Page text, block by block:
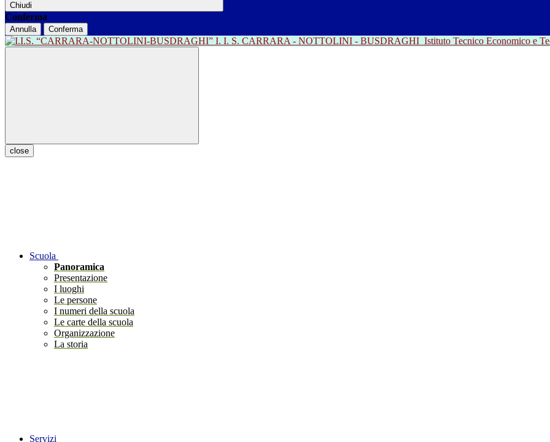
Chiudi
Conferma
Annulla Conferma
I. I. S. CARRARA - NOTTOLINI - BUSDRAGHI Istituto Tecnico Economico e
close
Scuola
Panoramica
Presentazione
I luoghi
Le persone
I numeri della scuola
Le carte della scuola
Organizzazione
La storia
Servizi